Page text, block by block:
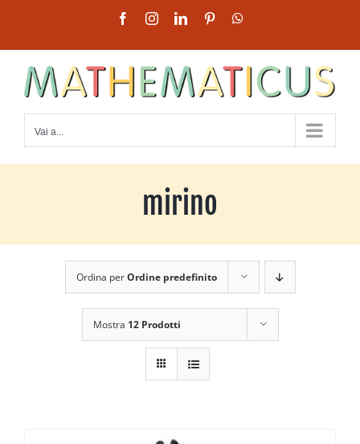
contenuto
FacebookInstagramLinkedInPinterest
Vai a...
mirino
Ordina perOrdine predefinito
Mostra 12 Prodotti